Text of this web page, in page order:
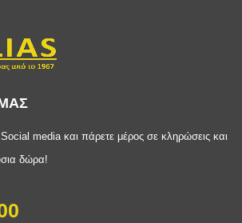
media και πάρετε μέρος σε κληρώσεις και
δώρα!